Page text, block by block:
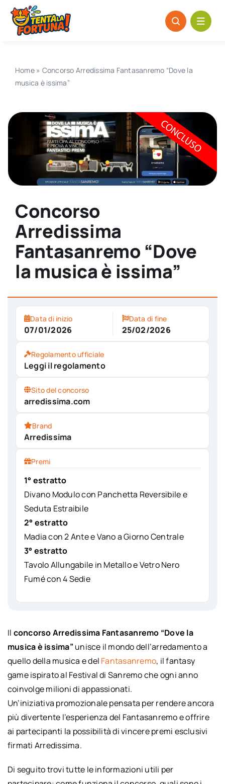
Salta
contenuto
Home» Concorso Arredissima Fantasanremo “Dove la
musica è issima”
Concorso
Arredissima
Fantasanremo “Dove
la musica è issima”
Data di inizio
07/01/2026
Data di fine
25/02/2026
Regolamento ufficiale
Leggi il regolamento
Sito del concorso
arredissima.com
Brand
Arredissima
Premi
1° estratto
Divano Modulo con Panchetta Reversibile e
Seduta Estraibile
2° estratto
Madia con 2 Ante e Vano a Giorno Centrale
3° estratto
Tavolo Allungabile in Metallo e Vetro Nero
Fumé con 4 Sedie
Il concorso Arredissima Fantasanremo “Dove la
musica è issima” unisce il mondo dell’arredamento a
quello della musica e del Fantasanremo, il fantasy
game ispirato al Festival di Sanremo che ogni anno
coinvolge milioni di appassionati.
Un’iniziativa promozionale pensata per rendere ancora
più divertente l’esperienza del Fantasanremo e offrire
ai partecipanti la possibilità di vincere premi esclusivi
firmati Arredissima.
Di seguito trovi tutte le informazioni utili per